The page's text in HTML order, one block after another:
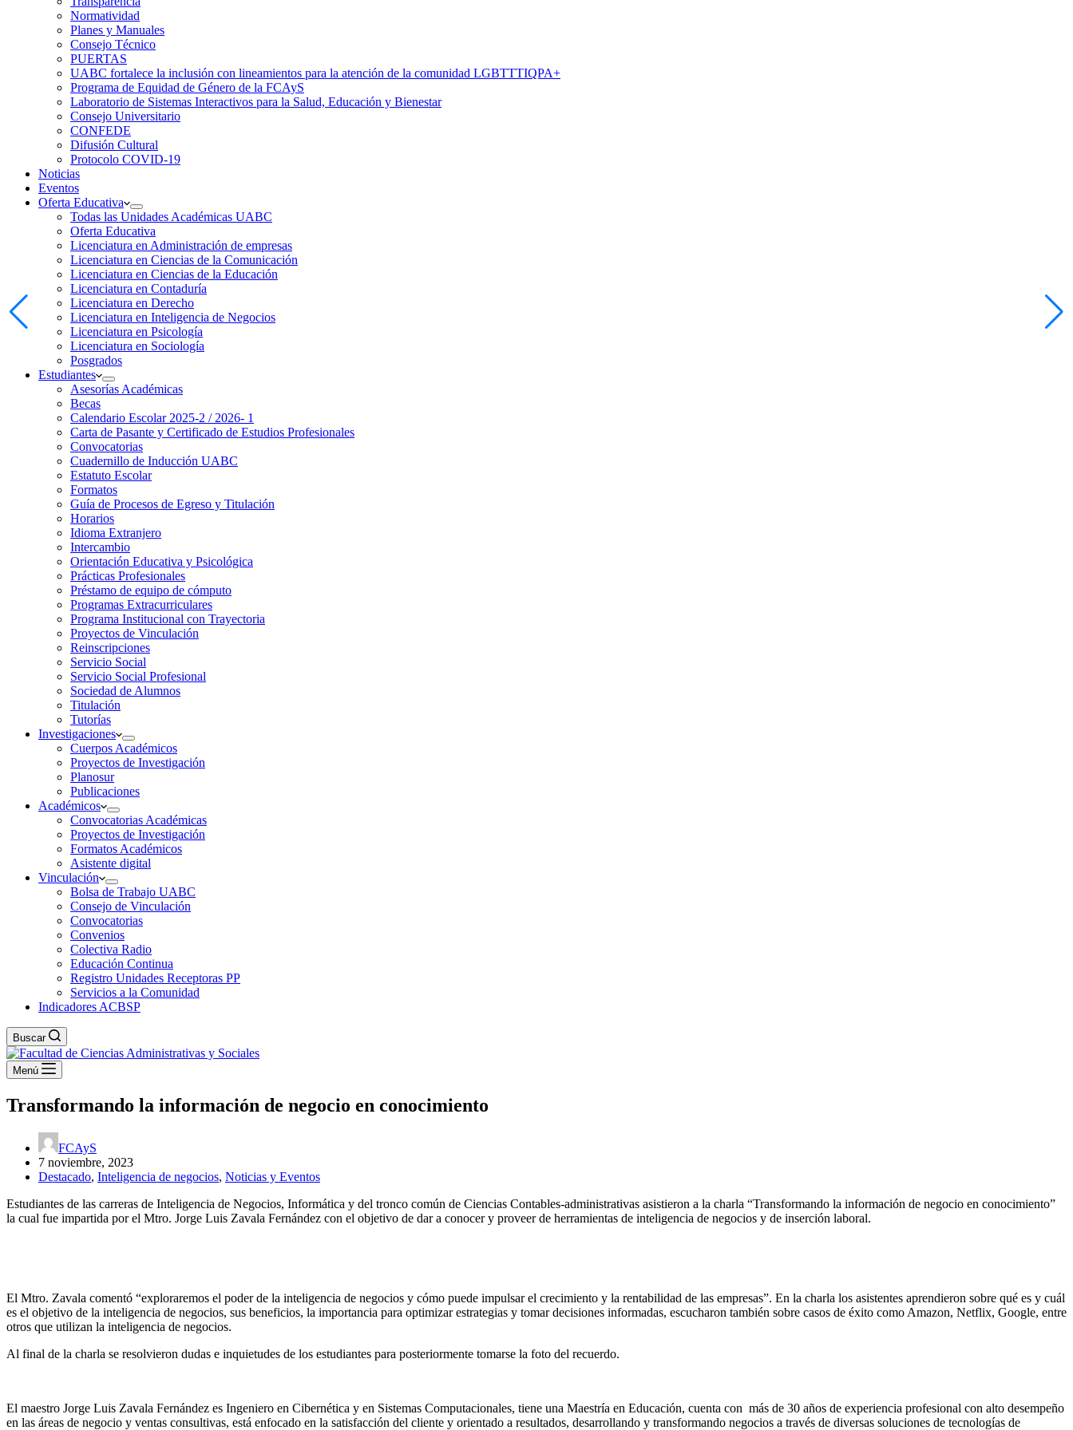
Normatividad
Planes y Manuales
Consejo Técnico
PUERTAS
UABC fortalece la inclusión con lineamientos para la atención de la comunidad LGBTTTIQPA+
Programa de Equidad de Género de la FCAyS
Laboratorio de Sistemas Interactivos para la Salud, Educación y Bienestar
Consejo Universitario
CONFEDE
Difusión Cultural
Protocolo COVID-19
Noticias
Eventos
Oferta Educativa
Todas las Unidades Académicas UABC
Oferta Educativa
Licenciatura en Administración de empresas
Licenciatura en Ciencias de la Comunicación
Licenciatura en Ciencias de la Educación
Licenciatura en Contaduría
Licenciatura en Derecho
Licenciatura en Inteligencia de Negocios
Licenciatura en Psicología
Licenciatura en Sociología
Posgrados
Estudiantes
Asesorías Académicas
Becas
Calendario Escolar 2025-2 / 2026- 1
Carta de Pasante y Certificado de Estudios Profesionales
Convocatorias
Cuadernillo de Inducción UABC
Estatuto Escolar
Formatos
Guía de Procesos de Egreso y Titulación
Horarios
Idioma Extranjero
Intercambio
Orientación Educativa y Psicológica
Prácticas Profesionales
Préstamo de equipo de cómputo
Programas Extracurriculares
Programa Institucional con Trayectoria
Proyectos de Vinculación
Reinscripciones
Servicio Social
Servicio Social Profesional
Sociedad de Alumnos
Titulación
Tutorías
Investigaciones
Cuerpos Académicos
Proyectos de Investigación
Planosur
Publicaciones
Académicos
Convocatorias Académicas
Proyectos de Investigación
Formatos Académicos
Asistente digital
Vinculación
Bolsa de Trabajo UABC
Consejo de Vinculación
Convocatorias
Convenios
Colectiva Radio
Educación Continua
Registro Unidades Receptoras PP
Servicios a la Comunidad
Indicadores ACBSP
Buscar
Menú
Transformando la información de negocio en conocimiento
FCAyS
7 noviembre, 2023
Destacado, Inteligencia de negocios, Noticias y Eventos
Estudiantes de las carreras de Inteligencia de Negocios, Informática y del tronco común de Ciencias Contables-administrativas asistieron a la charla “Transformando la información de negocio en conocimiento”
la cual fue impartida por el Mtro. Jorge Luis Zavala Fernández con el objetivo de dar a conocer y proveer de herramientas de inteligencia de negocios y de inserción laboral.
El Mtro. Zavala comentó “exploraremos el poder de la inteligencia de negocios y cómo puede impulsar el crecimiento y la rentabilidad de las empresas”. En la charla los asistentes aprendieron sobre qué es y cuál
es el objetivo de la inteligencia de negocios, sus beneficios, la importancia para optimizar estrategias y tomar decisiones informadas, escucharon también sobre casos de éxito como Amazon, Netflix, Google, entre
otros que utilizan la inteligencia de negocios.
Al final de la charla se resolvieron dudas e inquietudes de los estudiantes para posteriormente tomarse la foto del recuerdo.
El maestro Jorge Luis Zavala Fernández es Ingeniero en Cibernética y en Sistemas Computacionales, tiene una Maestría en Educación, cuenta con más de 30 años de experiencia profesional con alto desempeño
en las áreas de negocio y ventas consultivas, está enfocado en la satisfacción del cliente y orientado a resultados, desarrollando y transformando negocios a través de diversas soluciones de tecnologías de